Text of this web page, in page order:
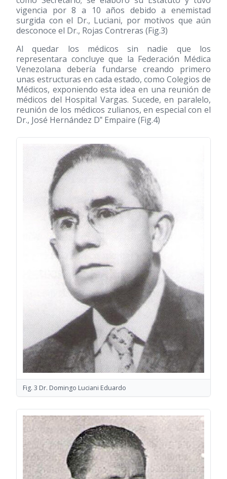
vigencia por 8 a 10 años debido a enemistad
surgida con el Dr., Luciani, por motivos que aún
desconoce el Dr., Rojas Contreras (Fig.3)
Al quedar los médicos sin nadie que los
representara concluye que la Federación Médica
Venezolana debería fundarse creando primero
unas estructuras en cada estado, como Colegios de
Médicos, exponiendo esta idea en una reunión de
médicos del Hospital Vargas. Sucede, en paralelo,
reunión de los médicos zulianos, en especial con el
Dr., José Hernández D‟ Empaire (Fig.4)
Fig. 3 Dr. Domingo Luciani Eduardo